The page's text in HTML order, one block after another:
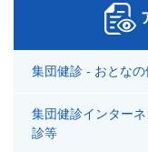
集団健診 - おとな
集団健診インター
診等